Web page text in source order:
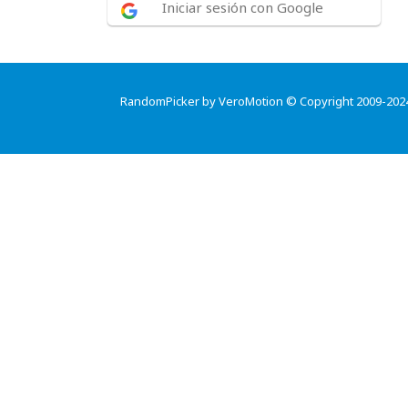
Iniciar sesión con Google
RandomPicker by VeroMotion © Copyright 2009-